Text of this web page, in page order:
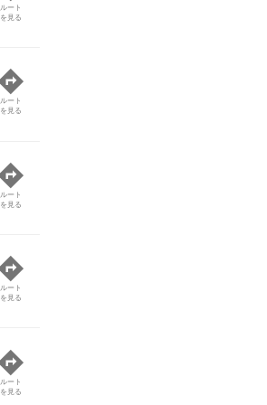
ルート
を見る
ルート
を見る
ルート
を見る
ルート
を見る
ルート
を見る